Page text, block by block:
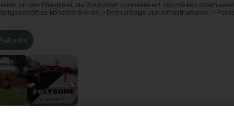
an der Fäegkeet, de Bauhären konnektéiert Aktivitéiten
ze konzentréieren :• Demontage vun Infrastrukturen ; •
Route